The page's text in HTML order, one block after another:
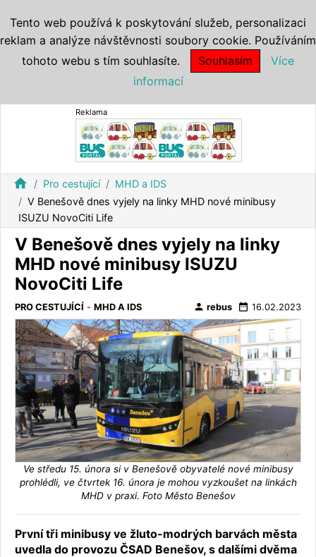
Reklama
home Pro cestující
MHD a IDS
V Benešově dnes vyjely na linky MHD nové minibusy
ISUZU NovoCiti Life
V Benešově dnes vyjely na linky
MHD nové minibusy ISUZU
NovoCiti Life
PRO CESTUJÍCÍ - MHD A IDS person rebus date_range 16.02.2023
Ve středu 15. února si v Benešově obyvatelé nové minibusy
prohlédli, ve čtvrtek 16. února je mohou vyzkoušet na linkách
MHD v praxi. Foto Město Benešov
První tři minibusy ve žluto-modrých barvách města
uvedla do provozu ČSAD Benešov, s dalšími dvěma
Tento web používá k poskytování služeb, personalizaci
reklam a analýze návštěvnosti soubory cookie. Používáním
tohoto webu s tím souhlasíte.
Souhlasím
Více
informací